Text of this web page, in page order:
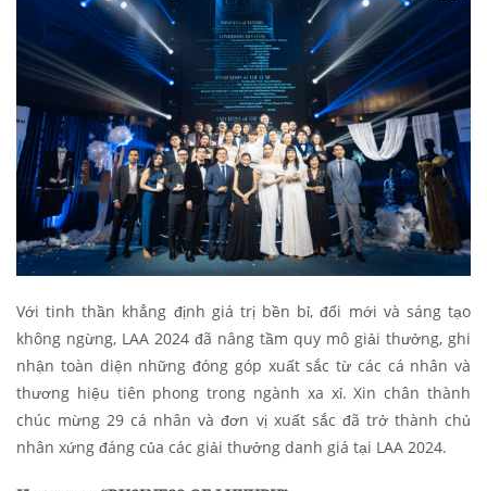
Với tinh thần khẳng định giá trị bền bỉ, đổi mới và sáng tạo
không ngừng, LAA 2024 đã nâng tầm quy mô giải thưởng, ghi
nhận toàn diện những đóng góp xuất sắc từ các cá nhân và
thương hiệu tiên phong trong ngành xa xỉ. Xin chân thành
chúc mừng 29 cá nhân và đơn vị xuất sắc đã trở thành chủ
nhân xứng đáng của các giải thưởng danh giá tại LAA 2024.